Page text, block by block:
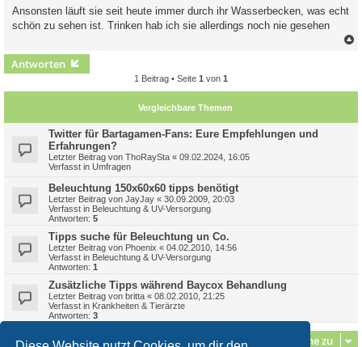
Ansonsten läuft sie seit heute immer durch ihr Wasserbecken, was echt
schön zu sehen ist. Trinken hab ich sie allerdings noch nie gesehen
b
Antworten
1 Beitrag • Seite 1 von 1
Vergleichbare Themen
Twitter für Bartagamen-Fans: Eure Empfehlungen und
Erfahrungen?
Letzter Beitrag von ThoRaySta « 09.02.2024, 16:05
Verfasst in Umfragen
Beleuchtung 150x60x60 tipps benötigt
Letzter Beitrag von JayJay « 30.09.2009, 20:03
Verfasst in Beleuchtung & UV-Versorgung
Antworten: 5
Tipps suche für Beleuchtung un Co.
Letzter Beitrag von Phoenix « 04.02.2010, 14:56
Verfasst in Beleuchtung & UV-Versorgung
Antworten: 1
Zusätzliche Tipps während Baycox Behandlung
Letzter Beitrag von britta « 08.02.2010, 21:25
Verfasst in Krankheiten & Tierärzte
Antworten: 3
Gehe zu